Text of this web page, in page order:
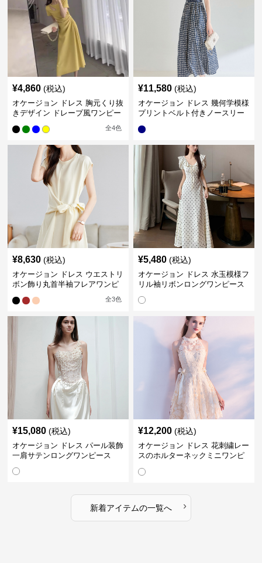
¥4,860 (税込)
オケージョン ドレス 胸元くり抜
きデザイン ドレープ風ワンピー
全4色
¥11,580 (税込)
オケージョン ドレス 幾何学模様
プリントベルト付きノースリー
¥8,630 (税込)
オケージョン ドレス ウエストリ
ボン飾り丸首半袖フレアワンピ
全3色
¥5,480 (税込)
オケージョン ドレス 水玉模様フ
リル袖リボンロングワンピース
¥15,080 (税込)
オケージョン ドレス パール装飾
一肩サテンロングワンピース
¥12,200 (税込)
オケージョン ドレス 花刺繍レー
スのホルターネックミニワンピ
新着アイテムの一覧へ ›